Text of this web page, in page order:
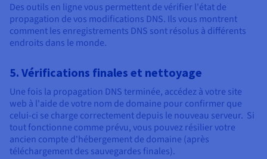
Des outils en ligne vous permettent de vérifier l'état de
propagation de vos modifications DNS. Ils vous montrent
comment les enregistrements DNS sont résolus à différents
endroits dans le monde.
5. Vérifications finales et nettoyage
Une fois la propagation DNS terminée, accédez à votre site
web à l'aide de votre nom de domaine pour confirmer que
celui-ci se charge correctement depuis le nouveau serveur. Si
tout fonctionne comme prévu, vous pouvez résilier votre
ancien compte d'hébergement de domaine (après
téléchargement des sauvegardes finales).